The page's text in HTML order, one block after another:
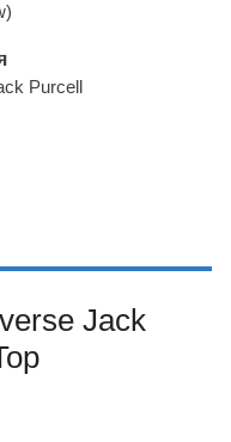
Purcell
Jack